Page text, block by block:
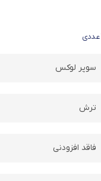
سوپر لوکس
ترش
فاقد افزودنی